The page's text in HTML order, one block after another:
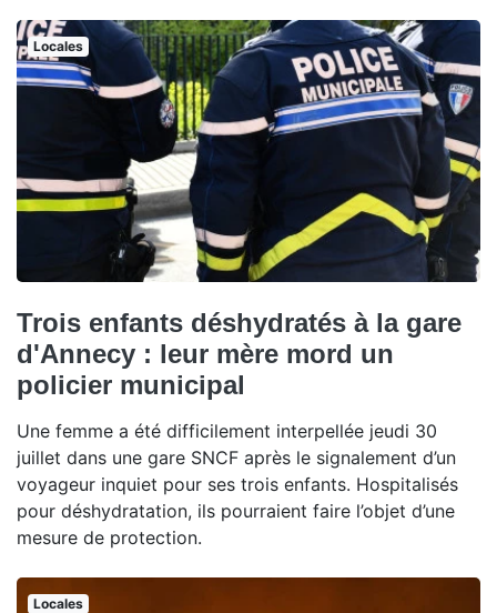
Locales
Trois enfants déshydratés à la gare
d'Annecy : leur mère mord un
policier municipal
Une femme a été difficilement interpellée jeudi 30
juillet dans une gare SNCF après le signalement d’un
voyageur inquiet pour ses trois enfants. Hospitalisés
pour déshydratation, ils pourraient faire l’objet d’une
mesure de protection.
Locales